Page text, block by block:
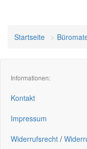
Startseite
Informationen:
Kontakt
Impressum
Widerrufsrecht /